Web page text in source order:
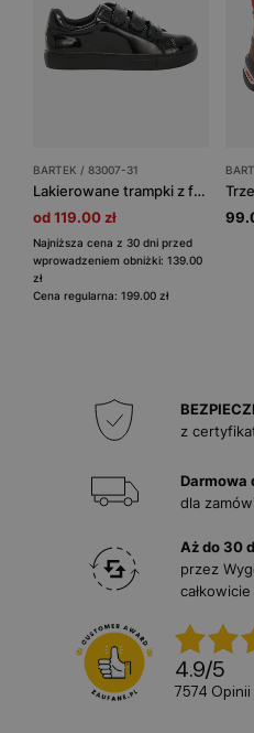
BARTEK / 83007-31
Lakierowane trampki z falowanym wykończeniem na zapięciach BARTEK 83007-31
od 119.00 zł
Najniższa cena z 30 dni przed
wprowadzeniem obniżki: 139.00
zł
Cena regularna: 199.00 zł
z
Darmowa
dla
Aż do 30
przez
4.9/5
7574 opinii